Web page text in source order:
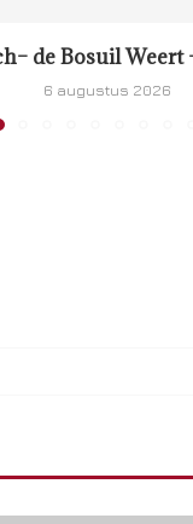
de Bosuil
6 augustus 2026